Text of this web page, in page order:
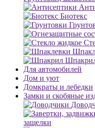
Биотекс
Для автомобилей
Дом и уют
Домкраты и лебедки
Замки и скобяные
защелки